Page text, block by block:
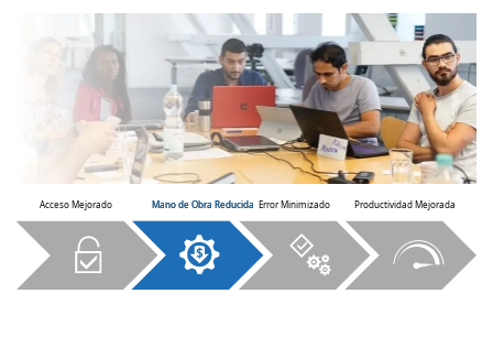
Acceso Mejorado Mano de Obra Reducida Error Minimizado Productividad Mejorada
Mano de Obra Reducida